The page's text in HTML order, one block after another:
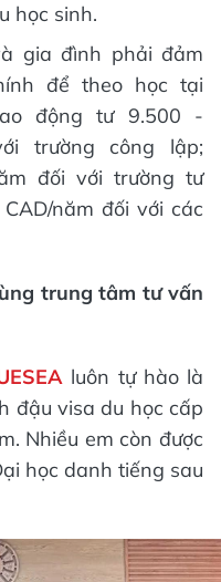
học sinh.
gia đình phải đảm
để theo học tại
động tư 9.500 -
trường công lập;
đối với trường tư
năm đối với các
trung tâm tư vấn
luôn tự hào là
đậu visa du học cấp
Nhiều em còn được
học danh tiếng sau